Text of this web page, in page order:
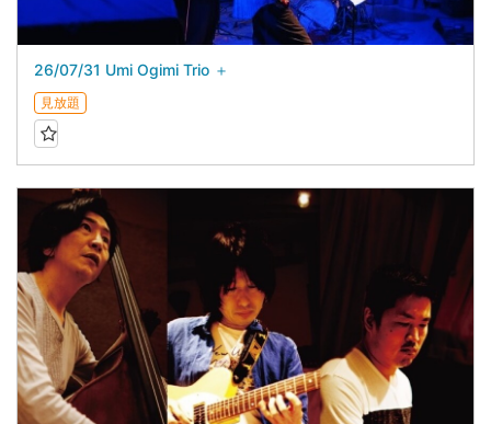
26/07/31 Umi Ogimi Trio ＋
見放題